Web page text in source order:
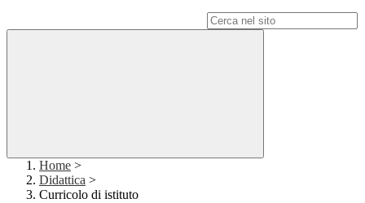
Home >
Didattica >
Curricolo di istituto